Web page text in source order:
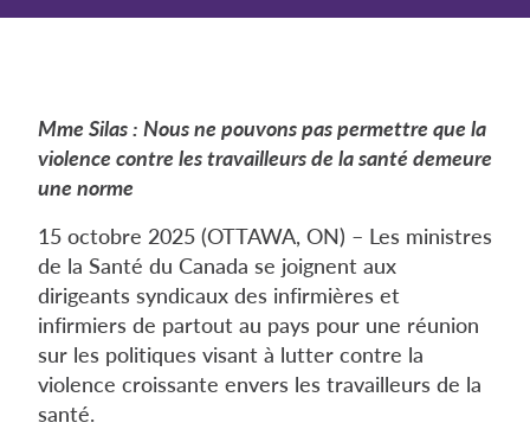
Mme Silas : Nous ne pouvons pas permettre que la
violence contre les travailleurs de la santé demeure
une norme
15 octobre 2025 (OTTAWA, ON) – Les ministres
de la Santé du Canada se joignent aux
dirigeants syndicaux des infirmières et
infirmiers de partout au pays pour une réunion
sur les politiques visant à lutter contre la
violence croissante envers les travailleurs de la
santé.